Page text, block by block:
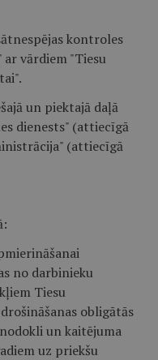
kontroles
vārdiem "Tiesu
un piektajā daļā
dienests" (attiecīgā
(attiecīgā
no darbinieku
Tiesu
obligātās
un kaitējuma
uz priekšu